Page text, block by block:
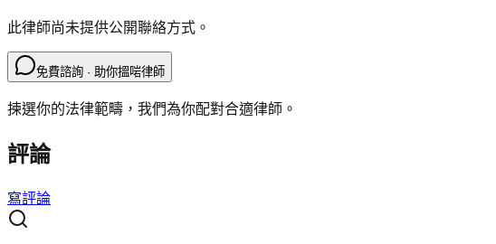
此律師尚未提供公開聯絡方式。
免費諮詢 · 助你搵啱律師
揀選你的法律範疇，我們為你配對合適律師。
評論
寫評論